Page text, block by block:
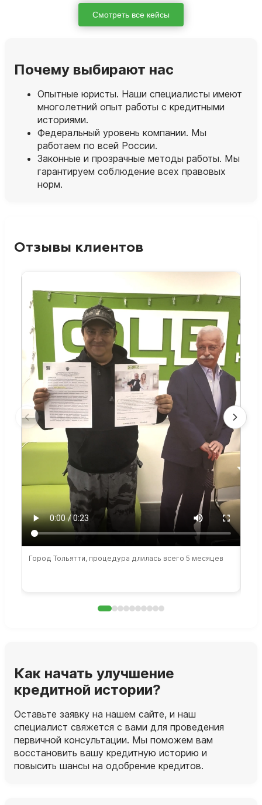
Смотреть все кейсы
Почему выбирают нас
Опытные юристы. Наши специалисты имеют
многолетний опыт работы с кредитными
историями.
Федеральный уровень компании. Мы
работаем по всей России.
Законные и прозрачные методы работы. Мы
гарантируем соблюдение всех правовых
норм.
Отзывы клиентов
Город Тольятти, процедура длилась всего 5 месяцев
Как начать улучшение
кредитной истории?
Оставьте заявку на нашем сайте, и наш
специалист свяжется с вами для проведения
первичной консультации. Мы поможем вам
восстановить вашу кредитную историю и
повысить шансы на одобрение кредитов.